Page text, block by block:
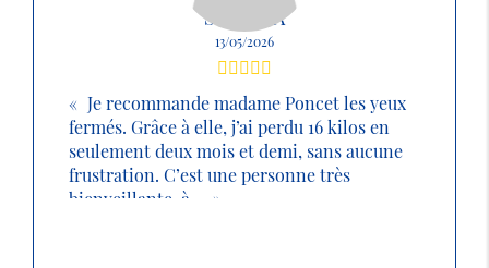
SABRINA
13/05/2026
Je recommande madame Poncet les yeux
fermés. Grâce à elle, j’ai perdu 16 kilos en
seulement deux mois et demi, sans aucune
frustration. C’est une personne très
bienveillante, à ...